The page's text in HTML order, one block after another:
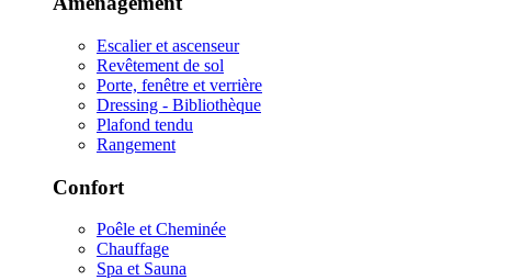
Escalier et ascenseur
Revêtement de sol
Porte, fenêtre et verrière
Dressing - Bibliothèque
Plafond tendu
Rangement
Confort
Poêle et Cheminée
Chauffage
Spa et Sauna